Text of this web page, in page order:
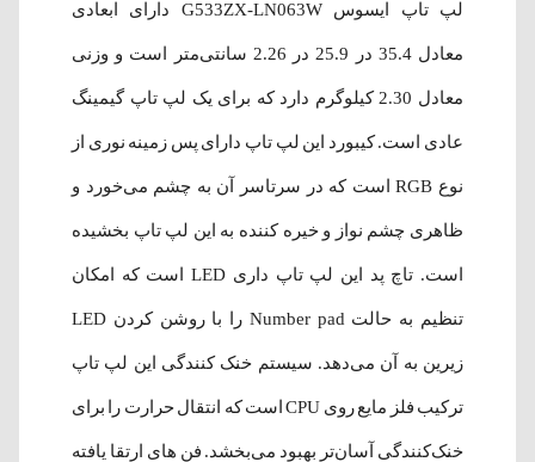
لپ‌ تاپ ایسوس G533ZX-LN063W دارای ابعادی
معادل 35.4 در 25.9 در 2.26 سانتی‌متر است و وزنی
معادل 2.30 کیلوگرم دارد که برای یک لپ تاپ گیمینگ
عادی است. کیبورد این لپ تاپ دارای پس زمینه نوری از
نوع RGB است که در سرتاسر آن به چشم می‌خورد و
ظاهری چشم نواز و خیره کننده به این لپ تاپ بخشیده
است. تاچ پد این لپ تاپ داری LED است که امکان
تنظیم به حالت Number pad را با روشن کردن LED
زیرین به آن می‌دهد. سیستم خنک کنندگی این لپ تاپ
ترکیب فلز مایع روی CPU است که انتقال حرارت را برای
خنک‌کنندگی آسان‌تر بهبود می‌بخشد. فن های ارتقا یافته